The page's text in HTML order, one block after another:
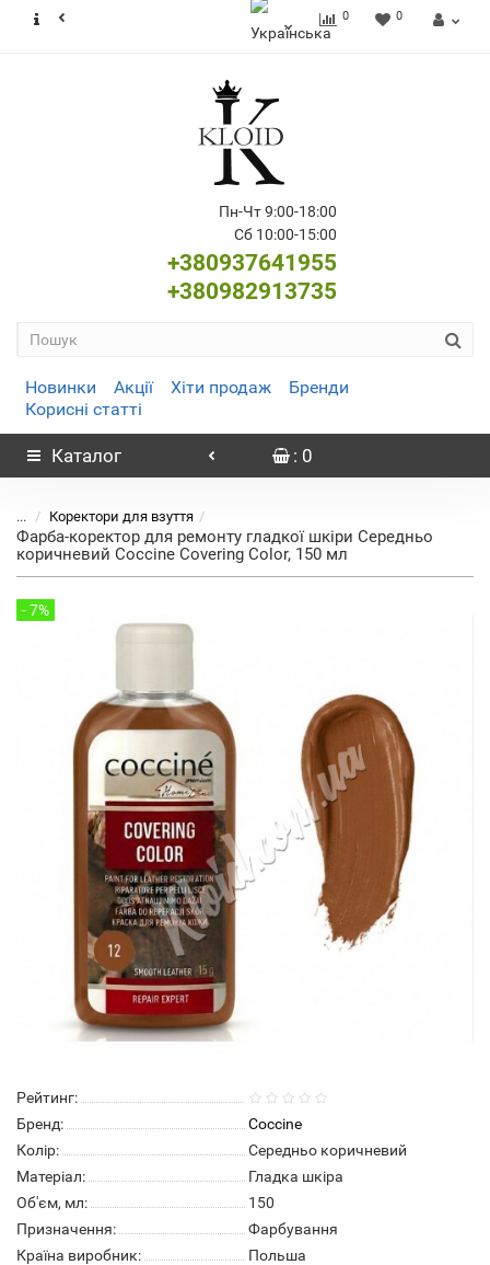
0 0
Пн-Чт 9:00-18:00
Сб 10:00-15:00
+380937641955
+380982913735
Новинки Акції Хіти продаж
Бренди
Корисні статті
Каталог : 0
... Коректори для взуття
Фарба-коректор для ремонту гладкої шкіри Середньо
коричневий Coccine Covering Color, 150 мл
- 7%
Рейтинг:
Бренд:
Coccine
Колір:
Середньо коричневий
Матеріал:
Гладка шкіра
Об'єм, мл:
150
Призначення:
Фарбування
Країна виробник:
Польша